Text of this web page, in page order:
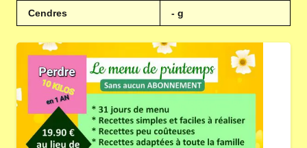
Cendres - g